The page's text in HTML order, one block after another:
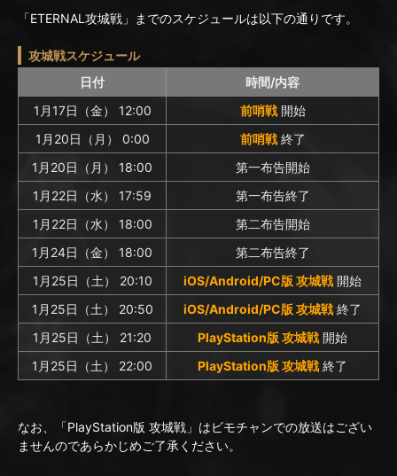
「ETERNAL攻城戦」までのスケジュールは以下の通りです。
攻城戦スケジュール
日付
時間/内容
1月17日（金） 12:00
前哨戦開始
1月20日（月） 0:00
前哨戦終了
1月20日（月） 18:00
第一布告開始
1月22日（水） 17:59
第一布告終了
1月22日（水） 18:00
第二布告開始
1月24日（金） 18:00
第二布告終了
1月25日（土） 20:10
iOS/Android/PC版 攻城戦 開始
1月25日（土） 20:50
iOS/Android/PC版 攻城戦 終了
1月25日（土） 21:20
PlayStation版 攻城戦 開始
1月25日（土） 22:00
PlayStation版 攻城戦 終了
なお、「PlayStation版 攻城戦」はビモチャンでの放送はござい
ませんのであらかじめご了承ください。